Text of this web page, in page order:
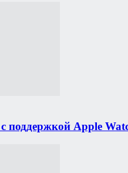
поддержкой Apple